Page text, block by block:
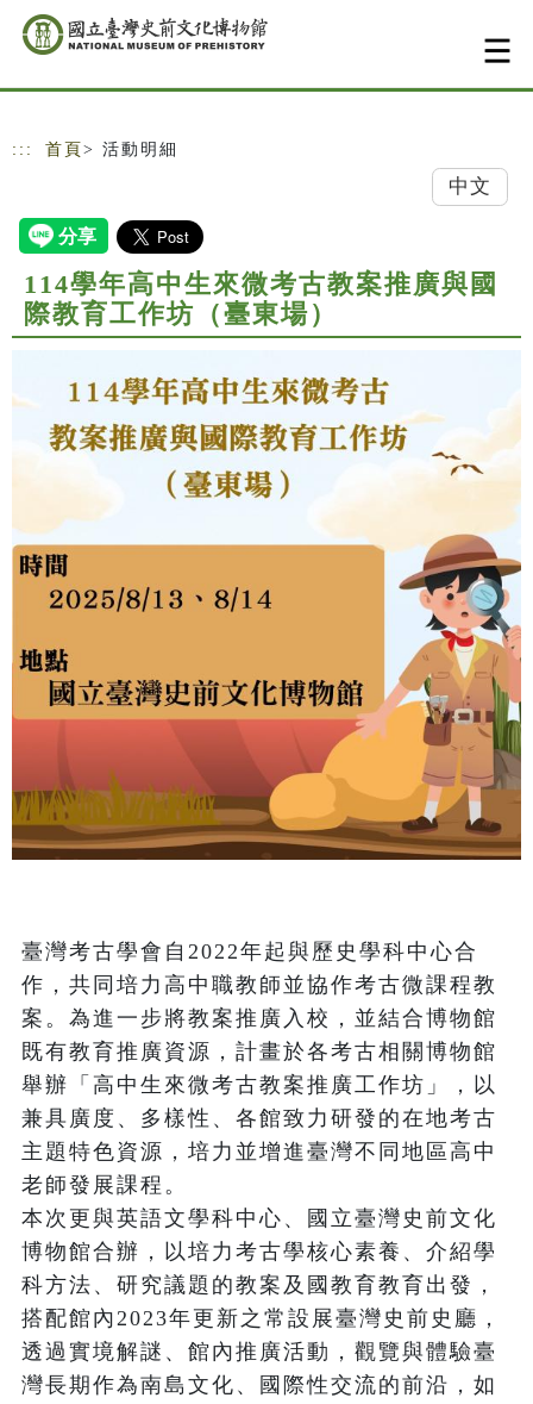
跳到主要內容
網站導覽
::: 首頁 > 活動明細
中文
114學年高中生來微考古教案推廣與國
際教育工作坊（臺東場）
臺灣考古學會自2022年起與歷史學科中心合
作，共同培力高中職教師並協作考古微課程教
案。為進一步將教案推廣入校，並結合博物館
既有教育推廣資源，計畫於各考古相關博物館
舉辦「高中生來微考古教案推廣工作坊」，以
兼具廣度、多樣性、各館致力研發的在地考古
主題特色資源，培力並增進臺灣不同地區高中
老師發展課程。
本次更與英語文學科中心、國立臺灣史前文化
博物館合辦，以培力考古學核心素養、介紹學
科方法、研究議題的教案及國教育教育出發，
搭配館內2023年更新之常設展臺灣史前史廳，
透過實境解謎、館內推廣活動，觀覽與體驗臺
灣長期作為南島文化、國際性交流的前沿，如